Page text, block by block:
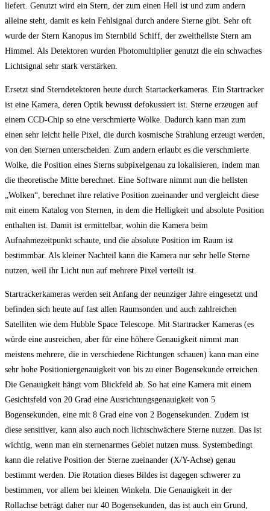
liefert. Genutzt wird ein Stern, der zum einen Hell ist und zum andern
alleine steht, damit es kein Fehlsignal durch andere Sterne gibt. Sehr oft
wurde der Stern Kanopus im Sternbild Schiff, der zweithellste Stern am
Himmel. Als Detektoren wurden Photomultiplier genutzt die ein schwaches
Lichtsignal sehr stark verstärken.
Ersetzt sind Sterndetektoren heute durch Startackerkameras. Ein Startracker
ist eine Kamera, deren Optik bewusst defokussiert ist. Sterne erzeugen auf
einem CCD-Chip so eine verschmierte Wolke. Dadurch kann man zum
einen sehr leicht helle Pixel, die durch kosmische Strahlung erzeugt werden,
von den Sternen unterscheiden. Zum andern erlaubt es die verschmierte
Wolke, die Position eines Sterns subpixelgenau zu lokalisieren, indem man
die theoretische Mitte berechnet. Eine Software nimmt nun die hellsten
„Wolken“, berechnet ihre relative Position zueinander und vergleicht diese
mit einem Katalog von Sternen, in dem die Helligkeit und absolute Position
enthalten ist. Damit ist ermittelbar, wohin die Kamera beim
Aufnahmezeitpunkt schaute, und die absolute Position im Raum ist
bestimmbar. Als kleiner Nachteil kann die Kamera nur sehr helle Sterne
nutzen, weil ihr Licht nun auf mehrere Pixel verteilt ist.
Startrackerkameras werden seit Anfang der neunziger Jahre eingesetzt und
befinden sich heute auf fast allen Raumsonden und auch zahlreichen
Satelliten wie dem Hubble Space Telescope. Mit Startracker Kameras (es
würde eine ausreichen, aber für eine höhere Genauigkeit nimmt man
meistens mehrere, die in verschiedene Richtungen schauen) kann man eine
sehr hohe Positioniergenauigkeit von bis zu einer Bogensekunde erreichen.
Die Genauigkeit hängt vom Blickfeld ab. So hat eine Kamera mit einem
Gesichtsfeld von 20 Grad eine Ausrichtungsgenauigkeit von 5
Bogensekunden, eine mit 8 Grad eine von 2 Bogensekunden. Zudem ist
diese sensitiver, kann also auch noch lichtschwächere Sterne nutzen. Das ist
wichtig, wenn man ein sternenarmes Gebiet nutzen muss. Systembedingt
kann die relative Position der Sterne zueinander (X/Y-Achse) genau
bestimmt werden. Die Rotation dieses Bildes ist dagegen schwerer zu
bestimmen, vor allem bei kleinen Winkeln. Die Genauigkeit in der
Rollachse beträgt daher nur 40 Bogensekunden, das ist auch ein Grund,